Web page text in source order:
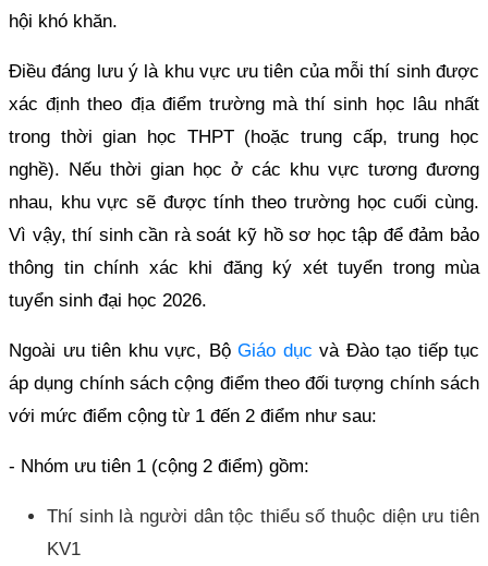
hội khó khăn.
Điều đáng lưu ý là khu vực ưu tiên của mỗi thí sinh được
xác định theo địa điểm trường mà thí sinh học lâu nhất
trong thời gian học THPT (hoặc trung cấp, trung học
nghề). Nếu thời gian học ở các khu vực tương đương
nhau, khu vực sẽ được tính theo trường học cuối cùng.
Vì vậy, thí sinh cần rà soát kỹ hồ sơ học tập để đảm bảo
thông tin chính xác khi đăng ký xét tuyển trong mùa
tuyển sinh đại học 2026.
Ngoài ưu tiên khu vực, Bộ Giáo dục và Đào tạo tiếp tục
áp dụng chính sách cộng điểm theo đối tượng chính sách
với mức điểm cộng từ 1 đến 2 điểm như sau:
- Nhóm ưu tiên 1 (cộng 2 điểm) gồm:
Thí sinh là người dân tộc thiểu số thuộc diện ưu tiên
KV1